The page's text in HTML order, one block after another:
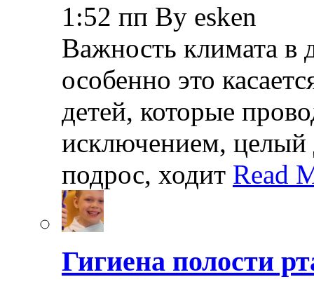
1:52 пп By esken
Важность климата в
особенно это
детей, которые
исключением, целый
подрос, ходит Read
Гигиена полости